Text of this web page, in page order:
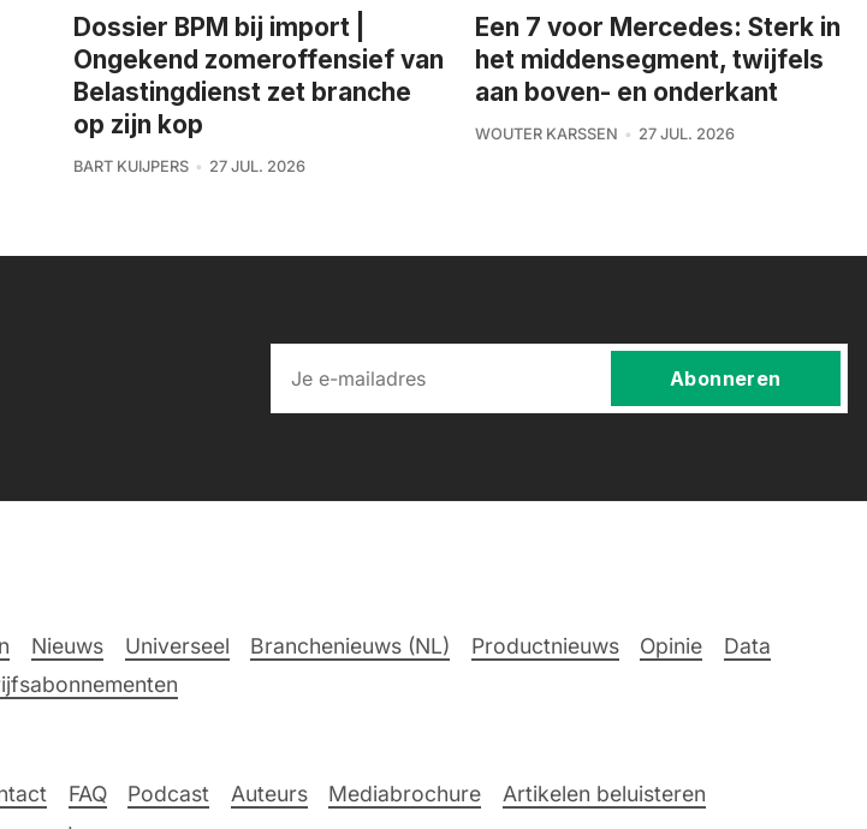
Dossier BPM bij import |
Ongekend zomeroffensief van
Belastingdienst zet branche
op zijn kop
BART KUIJPERS 27 JUL. 2026
Een 7 voor Mercedes: Sterk in
het middensegment, twijfels
aan boven- en onderkant
WOUTER KARSSEN 27 JUL. 2026
Abonneren
Nieuws Universeel Branchenieuws (NL) Productnieuws Opinie
Data
FAQ Podcast Auteurs Mediabrochure
Artikelen beluisteren